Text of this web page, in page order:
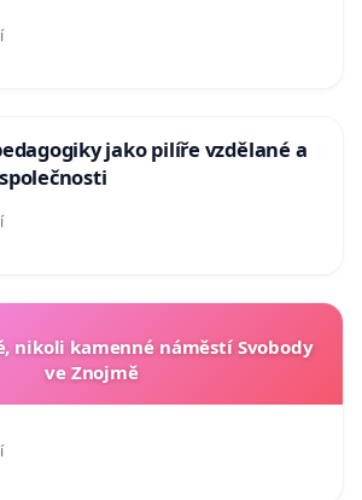
jako pilíře vzdělané a
nikoli kamenné náměstí Svobody
ve Znojmě